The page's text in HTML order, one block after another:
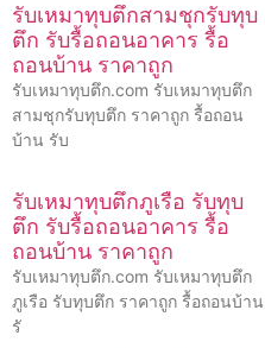
รับเหมาทุบตึกสามชุกรับทุบ
ตึก รับรื้อถอนอาคาร รื้อ
ถอนบ้าน ราคาถูก
รับเหมาทุบตึก.com รับเหมาทุบตึก
สามชุกรับทุบตึก ราคาถูก รื้อถอน
บ้าน รับ
รับเหมาทุบตึกภูเรือ รับทุบ
ตึก รับรื้อถอนอาคาร รื้อ
ถอนบ้าน ราคาถูก
รับเหมาทุบตึก.com รับเหมาทุบตึก
ภูเรือ รับทุบตึก ราคาถูก รื้อถอนบ้าน
รั